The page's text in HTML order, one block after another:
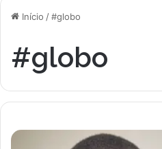
Início /#globo
#globo